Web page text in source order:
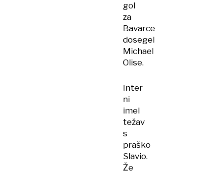
gol
za
Bavarce
dosegel
Michael
Olise.
Inter
ni
imel
težav
s
praško
Slavio.
Že